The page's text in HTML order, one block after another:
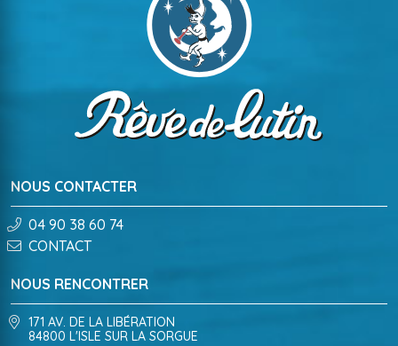
NOUS CONTACTER
04 90 38 60 74
CONTACT
NOUS RENCONTRER
171 AV. DE LA LIBÉRATION
84800 L'ISLE SUR LA SORGUE